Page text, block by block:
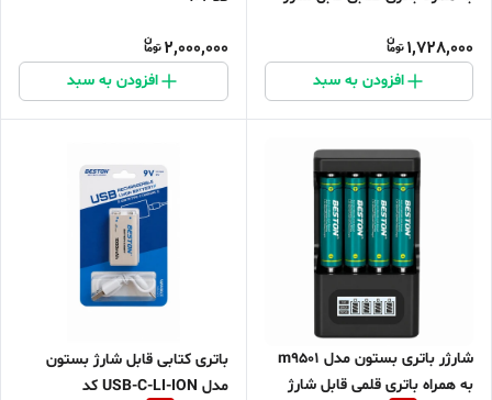
1,728,000
افزودن به سبد
2,000,000
افزودن به سبد
شارژر باتری بستون مدل m9501
به همراه باتری قلمی قابل شارژ
باتری کتابی قابل شارژ بستون
مدل USB-C-LI-ION کد